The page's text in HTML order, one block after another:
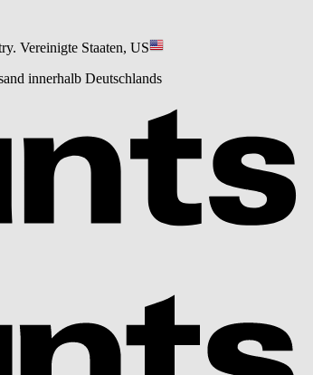
Vereinigte Staaten, US
innerhalb Deutschlands